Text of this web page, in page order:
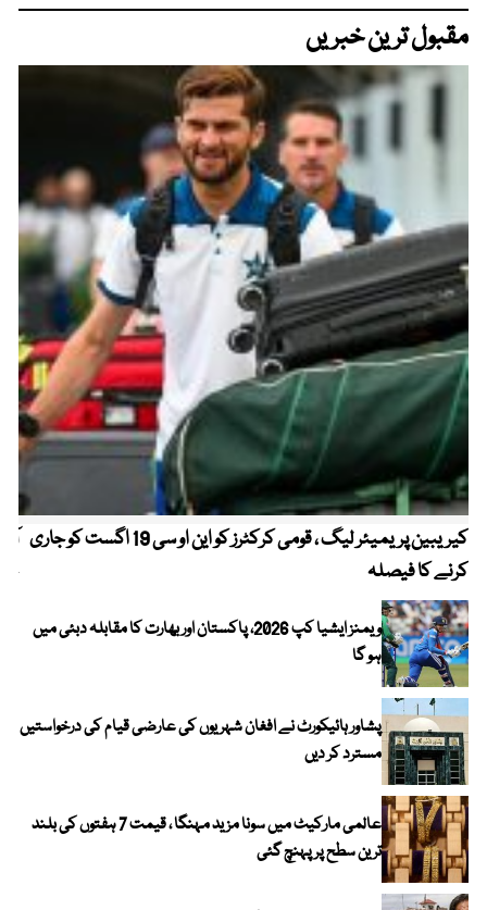
مقبول ترین خبریں
کیریبین پریمیئر لیگ ، قومی کرکٹرز کو این او سی 19 اگست کو جاری
کرنے کا فیصلہ
ویمنز ایشیا کپ 2026، پاکستان اور بھارت کا مقابلہ دبئی میں
ہو گا
پشاور ہائیکورٹ نے افغان شہریوں کی عارضی قیام کی درخواستیں
مسترد کر دیں
عالمی مارکیٹ میں سونا مزید مہنگا ، قیمت 7 ہفتوں کی بلند
ترین سطح پر پہنچ گئی